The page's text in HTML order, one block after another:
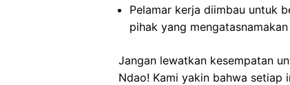
Pelamar kerja diimbau untuk
pihak yang
Jangan lewatkan kesempatan
Ndao! Kami yakin bahwa